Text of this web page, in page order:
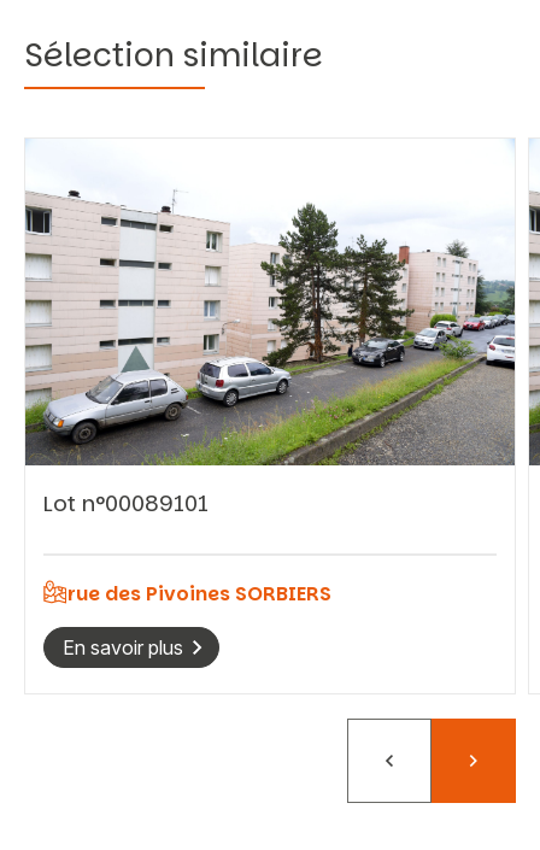
Vous recherchez&nbsp;:
Rechercher
Sélection similaire
Lot n°00089101
rue des Pivoines SORBIERS
En savoir plus
PrécédentSuivant